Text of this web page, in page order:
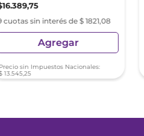
16.389,75
cuotas sin interés de $ 1821,08
Agregar
sin Impuestos Nacionales:
13.545,25